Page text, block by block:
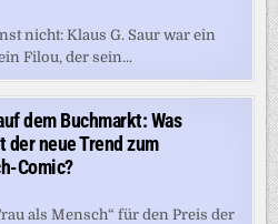
nicht: Klaus G. Saur war ein
Filou, der sein...
dem Buchmarkt: Was
der neue Trend zum
Comic?
als Mensch“ für den Preis der